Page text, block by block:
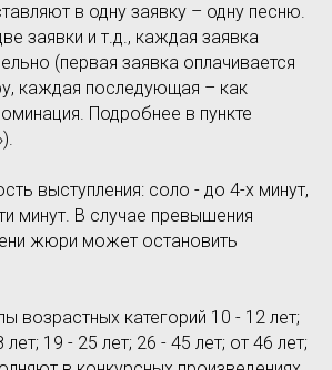
в одну заявку – одну песню.
заявки и т.д., каждая заявка
(первая заявка оплачивается
каждая последующая – как
Подробнее в пункте
выступления: соло - до 4-х минут,
минут. В случае превышения
жюри может остановить
возрастных категорий 10 - 12 лет;
19 - 25 лет; 26 - 45 лет; от 46 лет;